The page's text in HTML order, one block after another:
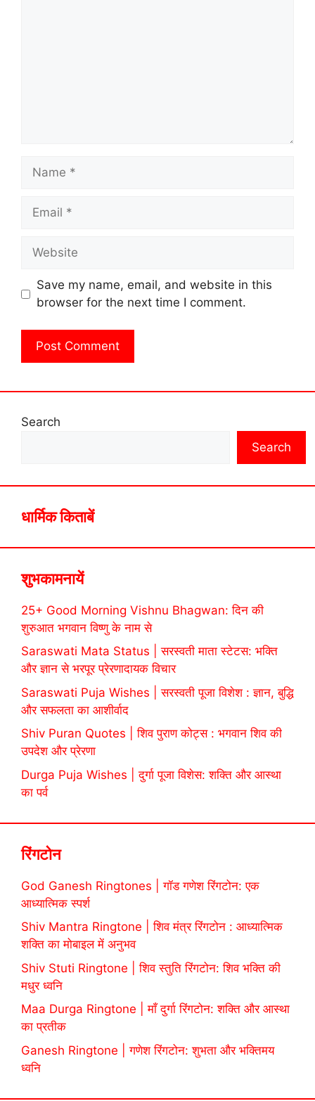
Name
Email
Website
Save my name, email, and website in this
browser for the next time I comment.
Search
Search
धार्मिक किताबें
शुभकामनायें
25+ Good Morning Vishnu Bhagwan: दिन की
शुरुआत भगवान विष्णु के नाम से
Saraswati Mata Status | सरस्वती माता स्टेटस: भक्ति
और ज्ञान से भरपूर प्रेरणादायक विचार
Saraswati Puja Wishes | सरस्वती पूजा विशेश : ज्ञान, बुद्धि
और सफलता का आशीर्वाद
Shiv Puran Quotes | शिव पुराण कोट्स : भगवान शिव की
उपदेश और प्रेरणा
Durga Puja Wishes | दुर्गा पूजा विशेस: शक्ति और आस्था
का पर्व
रिंगटोन
God Ganesh Ringtones | गॉड गणेश रिंगटोन: एक
आध्यात्मिक स्पर्श
Shiv Mantra Ringtone | शिव मंत्र रिंगटोन : आध्यात्मिक
शक्ति का मोबाइल में अनुभव
Shiv Stuti Ringtone | शिव स्तुति रिंगटोन: शिव भक्ति की
मधुर ध्वनि
Maa Durga Ringtone | माँ दुर्गा रिंगटोन: शक्ति और आस्था
का प्रतीक
Ganesh Ringtone | गणेश रिंगटोन: शुभता और भक्तिमय
ध्वनि